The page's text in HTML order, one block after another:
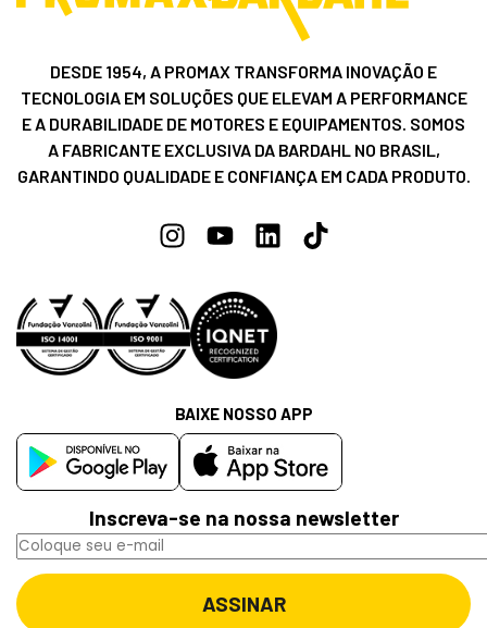
DESDE 1954, A PROMAX TRANSFORMA INOVAÇÃO E
TECNOLOGIA EM SOLUÇÕES QUE ELEVAM A PERFORMANCE
E A DURABILIDADE DE MOTORES E EQUIPAMENTOS. SOMOS
A FABRICANTE EXCLUSIVA DA BARDAHL NO BRASIL,
GARANTINDO QUALIDADE E CONFIANÇA EM CADA PRODUTO.
Inscreva-se na nossa newsletter
BAIXE NOSSO APP